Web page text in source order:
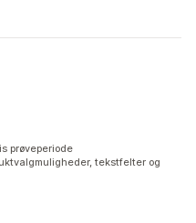
prøveperiode
tekstfelter og